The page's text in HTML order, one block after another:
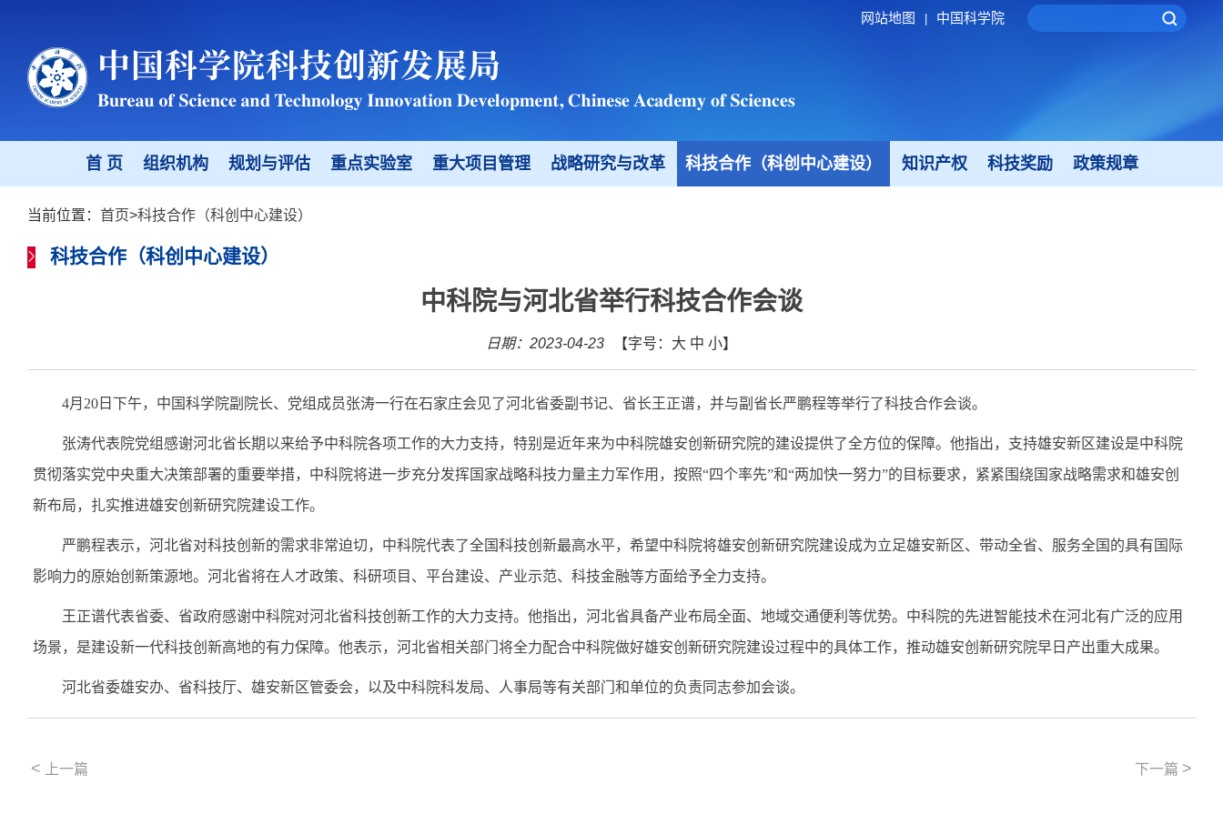
网站地图 中国科学院
首 页 组织机构 规划与评估 重点实验室 重大项目管理 战略研究与改革 科技合作（科创中心建设） 知识产权 科技奖励 政策规章
当前位置： 首页>科技合作（科创中心建设）
科技合作（科创中心建设）
中科院与河北省举行科技合作会谈
日期：2023-04-23 【字号： 大 中 小】
4月 20 日 下午，中国科学院副院长、党组成员张涛一行在石家庄会见了河北省委副书记、省长王正谱，并与副省长严鹏程等举行了科技合作会谈。
张涛代表院党组感谢河北省长期以来给予中科院各项工作的大力支持，特别是近年来为中科院雄安创新研究院的建设提供了全方位的保障。他指出，支持雄安新区建设是中科院
贯彻落实党中央重大决策部署的重要举措，中科院将进一步充分发挥国家战略科技力量主力军作用，按照“四个率先”和“两加快一努力”的 目标要求，紧紧围绕国家战略需求和雄安创
新布局，扎实推进雄安创新研究院建设工作。
严鹏程表示，河北省对科技创新的需求非常迫切，中科院代表了全国科技创新最高水平，希望中科院将雄安创新研究院建设成为立足雄安新区、带动全省、服务全国的具有国际
影响力的原始创新策源地。河北省将在人才政策、科研项目、平台建设、产业示范、科技金融等方面给予全力支持。
王正谱代表省委、省政府感谢中科院对河北省科技创新工作的大力支持。 他指出，河北省具备产业布局全面、地域交通便利 等优势。中科院的先进智能技术在河北有广泛的应用
场景，是建设新一代科技创新高地的有力保障。 他表示， 河北省相关部门将全力配合中科院做好雄安创新研究院建设过程中的具体工作， 推动雄安创新研究院早日产出重大成果。
河北省委雄安办、省科技厅、雄安新区管委会， 以及中科院科发局、 人事局等有关部门和单位的负责同志参加会谈。
< 上一篇 下一篇 >